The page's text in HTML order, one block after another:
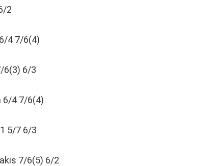
2
4 7/6(4)
6(3) 6/3
6/4 7/6(4)
5/7 6/3
7/6(5) 6/2